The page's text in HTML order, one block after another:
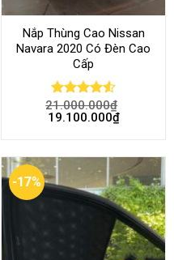
Nắp Thùng Cao Nissan
Navara 2020 Có Đèn Cao
Cấp
Rated4.52
out of 5
21.000.000₫
19.100.000₫
-17%